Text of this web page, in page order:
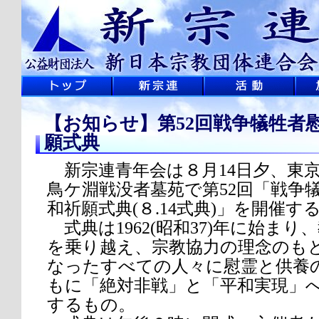
【お知らせ】第52回戦争犠牲者
願式典
新宗連青年会は８月14日夕、東
鳥ケ淵戦没者墓苑で第52回「戦争
和祈願式典(８.14式典)」を開催す
式典は1962(昭和37)年に始まり
を乗り越え、宗教協力の理念のも
なったすべての人々に慰霊と供養
もに「絶対非戦」と「平和実現」
するもの。